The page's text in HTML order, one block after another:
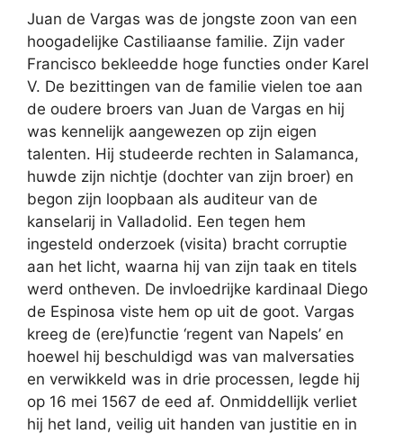
Juan de Vargas was de jongste zoon van een
hoogadelijke Castiliaanse familie. Zijn vader
Francisco bekleedde hoge functies onder Karel
V. De bezittingen van de familie vielen toe aan
de oudere broers van Juan de Vargas en hij
was kennelijk aangewezen op zijn eigen
talenten. Hij studeerde rechten in Salamanca,
huwde zijn nichtje (dochter van zijn broer) en
begon zijn loopbaan als auditeur van de
kanselarij in Valladolid. Een tegen hem
ingesteld onderzoek (visita) bracht corruptie
aan het licht, waarna hij van zijn taak en titels
werd ontheven. De invloedrijke kardinaal Diego
de Espinosa viste hem op uit de goot. Vargas
kreeg de (ere)functie ‘regent van Napels’ en
hoewel hij beschuldigd was van malversaties
en verwikkeld was in drie processen, legde hij
op 16 mei 1567 de eed af. Onmiddellijk verliet
hij het land, veilig uit handen van justitie en in